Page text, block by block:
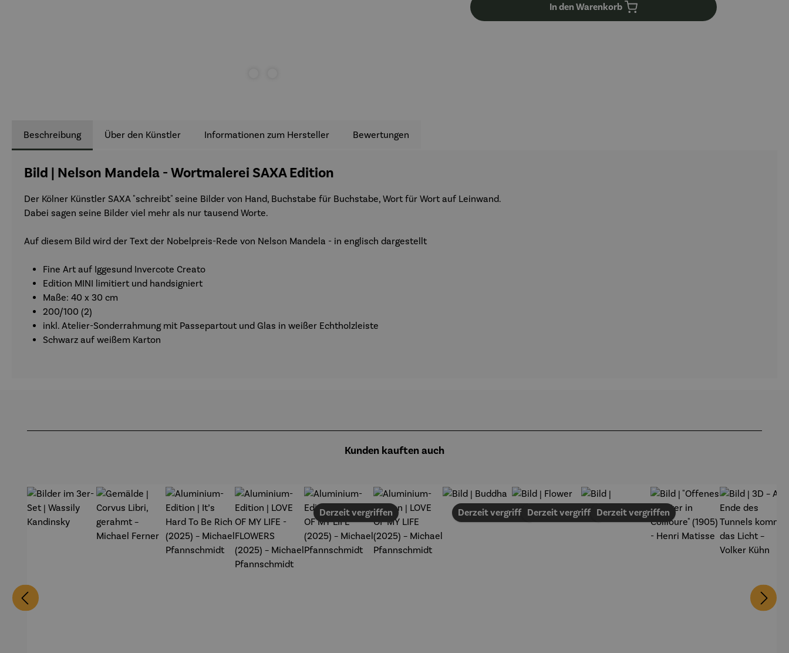
In den Warenkorb
Beschreibung Über den Künstler Informationen zum Hersteller Bewertungen
Bild | Nelson Mandela - Wortmalerei SAXA Edition
Der Kölner Künstler SAXA "schreibt" seine Bilder von Hand, Buchstabe für Buchstabe, Wort für Wort auf Leinwand.
Dabei sagen seine Bilder viel mehr als nur tausend Worte.
Auf diesem Bild wird der Text der Nobelpreis-Rede von Nelson Mandela - in englisch dargestellt
Fine Art auf Iggesund Invercote Creato
Edition MINI limitiert und handsigniert
Maße: 40 x 30 cm
200/100 (2)
inkl. Atelier-Sonderrahmung mit Passepartout und Glas in weißer Echtholzleiste
Schwarz auf weißem Karton
Kunden kauften auch
Derzeit vergriffen Derzeit vergriffenDerzeit vergriffenDerzeit vergriffen